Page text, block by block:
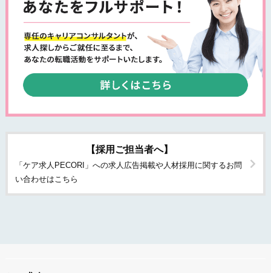
【採用ご担当者へ】
「ケア求人PECORI」への求人広告掲載や人材採用に関するお問
い合わせはこちら